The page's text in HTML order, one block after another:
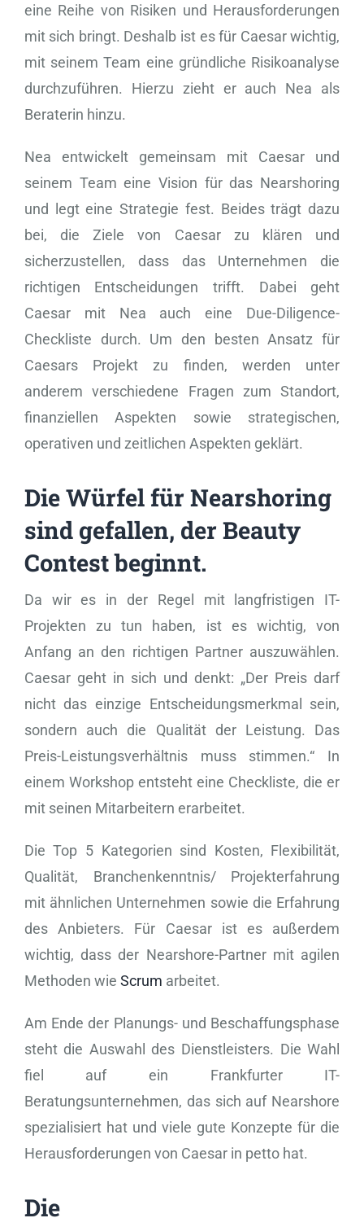
eine Reihe von Risiken und Herausforderungen
mit sich bringt. Deshalb ist es für Caesar wichtig,
mit seinem Team eine gründliche Risikoanalyse
durchzuführen. Hierzu zieht er auch Nea als
Beraterin hinzu.
Nea entwickelt gemeinsam mit Caesar und
seinem Team eine Vision für das Nearshoring
und legt eine Strategie fest. Beides trägt dazu
bei, die Ziele von Caesar zu klären und
sicherzustellen, dass das Unternehmen die
richtigen Entscheidungen trifft. Dabei geht
Caesar mit Nea auch eine Due-Diligence-
Checkliste durch. Um den besten Ansatz für
Caesars Projekt zu finden, werden unter
anderem verschiedene Fragen zum Standort,
finanziellen Aspekten sowie strategischen,
operativen und zeitlichen Aspekten geklärt.
Die Würfel für Nearshoring
sind gefallen, der Beauty
Contest beginnt.
Da wir es in der Regel mit langfristigen IT-
Projekten zu tun haben, ist es wichtig, von
Anfang an den richtigen Partner auszuwählen.
Caesar geht in sich und denkt: „Der Preis darf
nicht das einzige Entscheidungsmerkmal sein,
sondern auch die Qualität der Leistung. Das
Preis-Leistungsverhältnis muss stimmen.“ In
einem Workshop entsteht eine Checkliste, die er
mit seinen Mitarbeitern erarbeitet.
Die Top 5 Kategorien sind Kosten, Flexibilität,
Qualität, Branchenkenntnis/ Projekterfahrung
mit ähnlichen Unternehmen sowie die Erfahrung
des Anbieters. Für Caesar ist es außerdem
wichtig, dass der Nearshore-Partner mit agilen
Methoden wie Scrum arbeitet.
Am Ende der Planungs- und Beschaffungsphase
steht die Auswahl des Dienstleisters. Die Wahl
fiel auf ein Frankfurter IT-
Beratungsunternehmen, das sich auf Nearshore
spezialisiert hat und viele gute Konzepte für die
Herausforderungen von Caesar in petto hat.
Die